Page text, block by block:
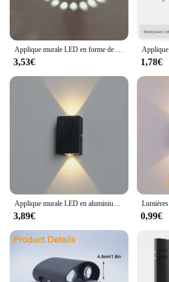
Applique murale LED en forme de spirale, luminaire décoratif d'intérieur, luminaire décoratif de plafond, idéal pour un couloir, une véranda, une fête, un Bar ou une chambre à coucher, rvb
3,53€ 1,78€
Applique murale LED en aluminium avec lueur vers le haut et le bas, appliques murales modernes, noir et argent brossé, décoration de chambre et de salon, tendance chaude, 2024
3,89€ 0,99€